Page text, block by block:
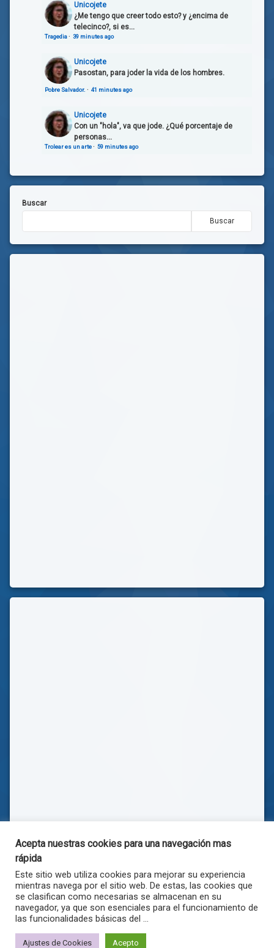
Unicojete
¿Me tengo que creer todo esto? y ¿encima de
telecinco?, si es...
Tragedia· 39 minutes ago
Unicojete
Pasostan, para joder la vida de los hombres.
Pobre Salvador. · 41 minutes ago
Unicojete
Con un "hola", va que jode. ¿Qué porcentaje de
personas...
Trolear es un arte· 59 minutes ago
Buscar
Buscar
© . Todos los derechos reservados.
Acepta nuestras cookies para una navegación mas
rápida
Este sitio web utiliza cookies para mejorar su experiencia
mientras navega por el sitio web. De estas, las cookies que
se clasifican como necesarias se almacenan en su
navegador, ya que son esenciales para el funcionamiento de
las funcionalidades básicas del ...
Ajustes de Cookies Acepto